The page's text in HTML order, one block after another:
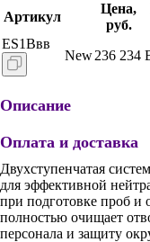
Артикул
Цена,
руб.
ES1Bвв
New236 234
Описание
Оплата и доставка
Двухступенчатая
для эффективной
при подготовке проб и
полностью очищает
персонала и защиту